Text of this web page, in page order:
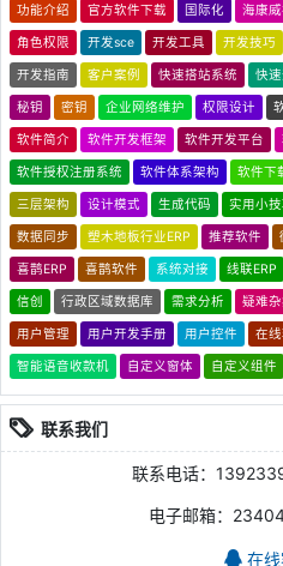
功能介绍 官方软件下载 国际化 海康
角色权限 开发sce 开发工具 开发技巧
开发指南 客户案例 快速搭站系统 快
秘钥 密钥 企业网络维护 权限设计
软件简介 软件开发框架 软件开发平台
软件授权注册系统 软件体系架构 软件下
三层架构 设计模式 生成代码 实用小
数据同步 塑木地板行业ERP 推荐软件
喜鹊ERP 喜鹊软件 系统对接 线联ERP
信创 行政区域数据库 需求分析 疑难
用户管理 用户开发手册 用户控件 在
智能语音收款机 自定义窗体 自定义组件
联系我们
联系电话：
电子邮箱：
在